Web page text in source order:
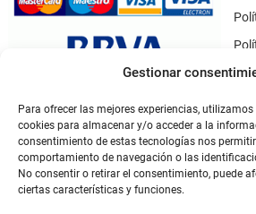
Gestionar
Para ofrecer las mejores experiencias,
cookies para almacenar y/o acceder a la
consentimiento de estas tecnologías nos
comportamiento de navegación o las
No consentir o retirar el consentimiento, puede
ciertas características y funciones.
Aviso legal
Este sitio web utiliza SSL / TLS como medio
cifrado de datos.